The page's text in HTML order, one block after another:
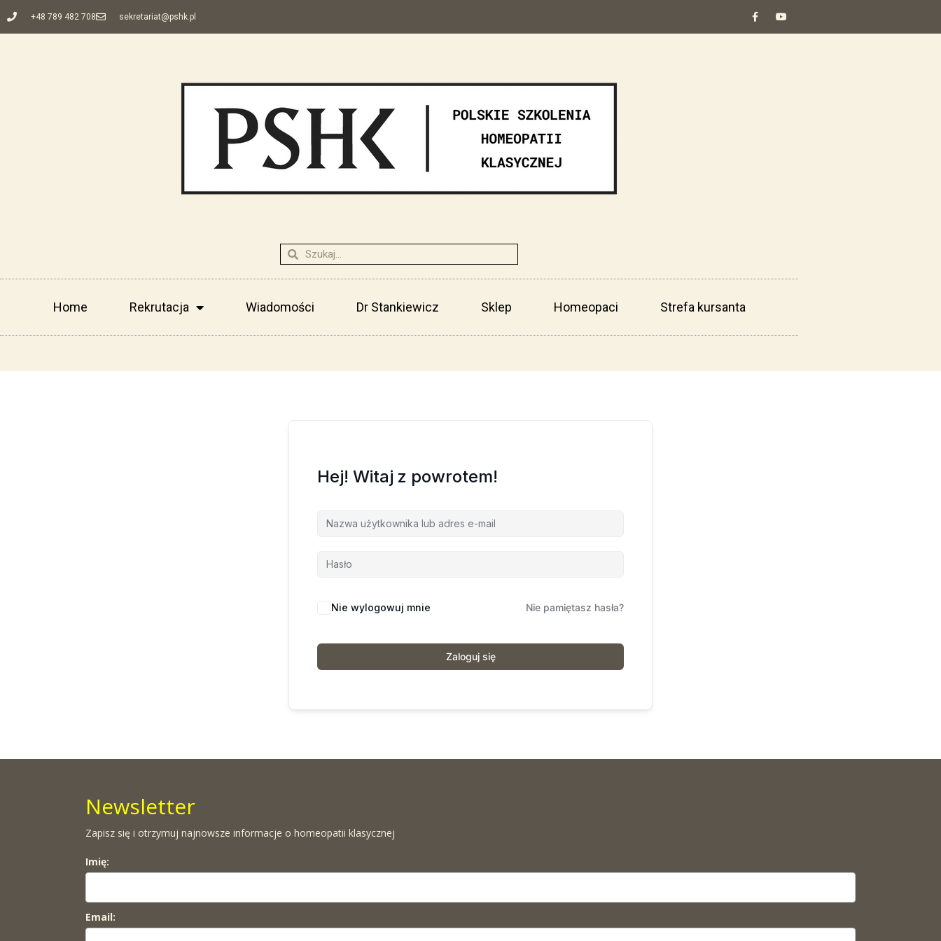
+48 789 482 708 sekretariat@pshk.pl
Home Rekrutacja Wiadomości Dr Stankiewicz Sklep Homeopaci Strefa kursanta
Hej! Witaj z powrotem!
Nie wylogowuj mnie Nie pamiętasz hasła?
Zaloguj się
Newsletter
Zapisz się i otrzymuj najnowsze informacje o homeopatii klasycznej
Imię:
Email: